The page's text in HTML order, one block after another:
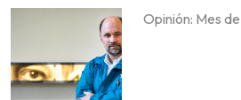
Opinión: Mes